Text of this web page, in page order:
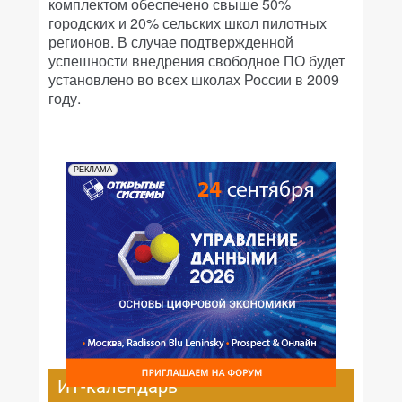
городских и 20% сельских школ пилотных
регионов. В случае подтвержденной
успешности внедрения свободное ПО будет
установлено во всех школах России в 2009
году.
РЕКЛАМА
ИТ-календарь